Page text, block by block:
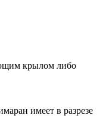
крылом либо
имеет в разрезе